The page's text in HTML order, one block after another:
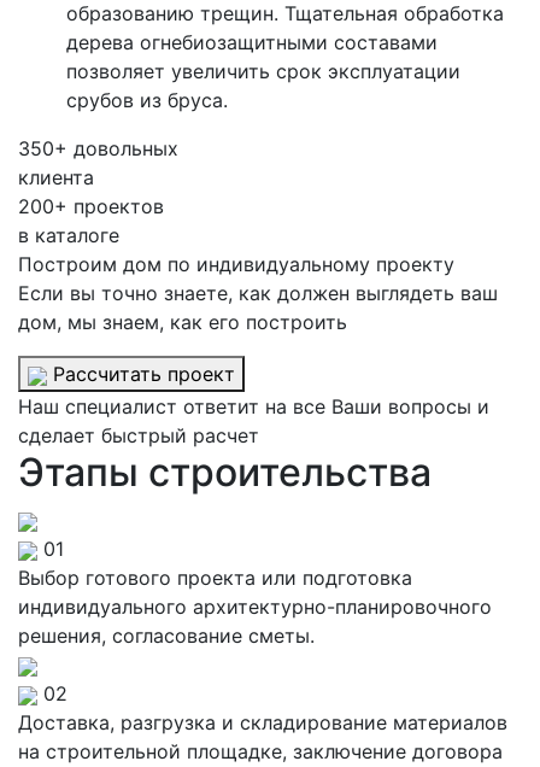
образованию трещин. Тщательная обработка
дерева огнебиозащитными составами
позволяет увеличить срок эксплуатации
срубов из бруса.
350+ довольных
клиента
200+ проектов
в каталоге
Построим дом по индивидуальному проекту
Если вы точно знаете, как должен выглядеть ваш
дом, мы знаем, как его построить
Рассчитать проект
Наш специалист ответит на все Ваши вопросы и
сделает быстрый расчет
Этапы строительства
01
Выбор готового проекта или подготовка
индивидуального архитектурно-планировочного
решения, согласование сметы.
02
Доставка, разгрузка и складирование материалов
на строительной площадке, заключение договора